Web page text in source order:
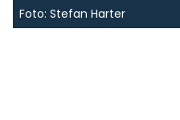
Foto: Stefan Harter